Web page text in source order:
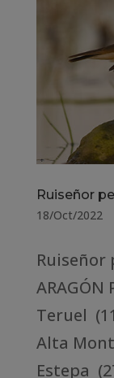
Ruiseñor
18/Oct/2022
Ruiseñor
ARAGÓN
Teruel
Alta
Estepa